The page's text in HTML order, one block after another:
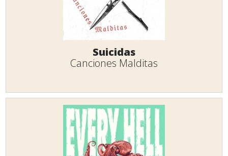
Suicidas
Canciones Malditas